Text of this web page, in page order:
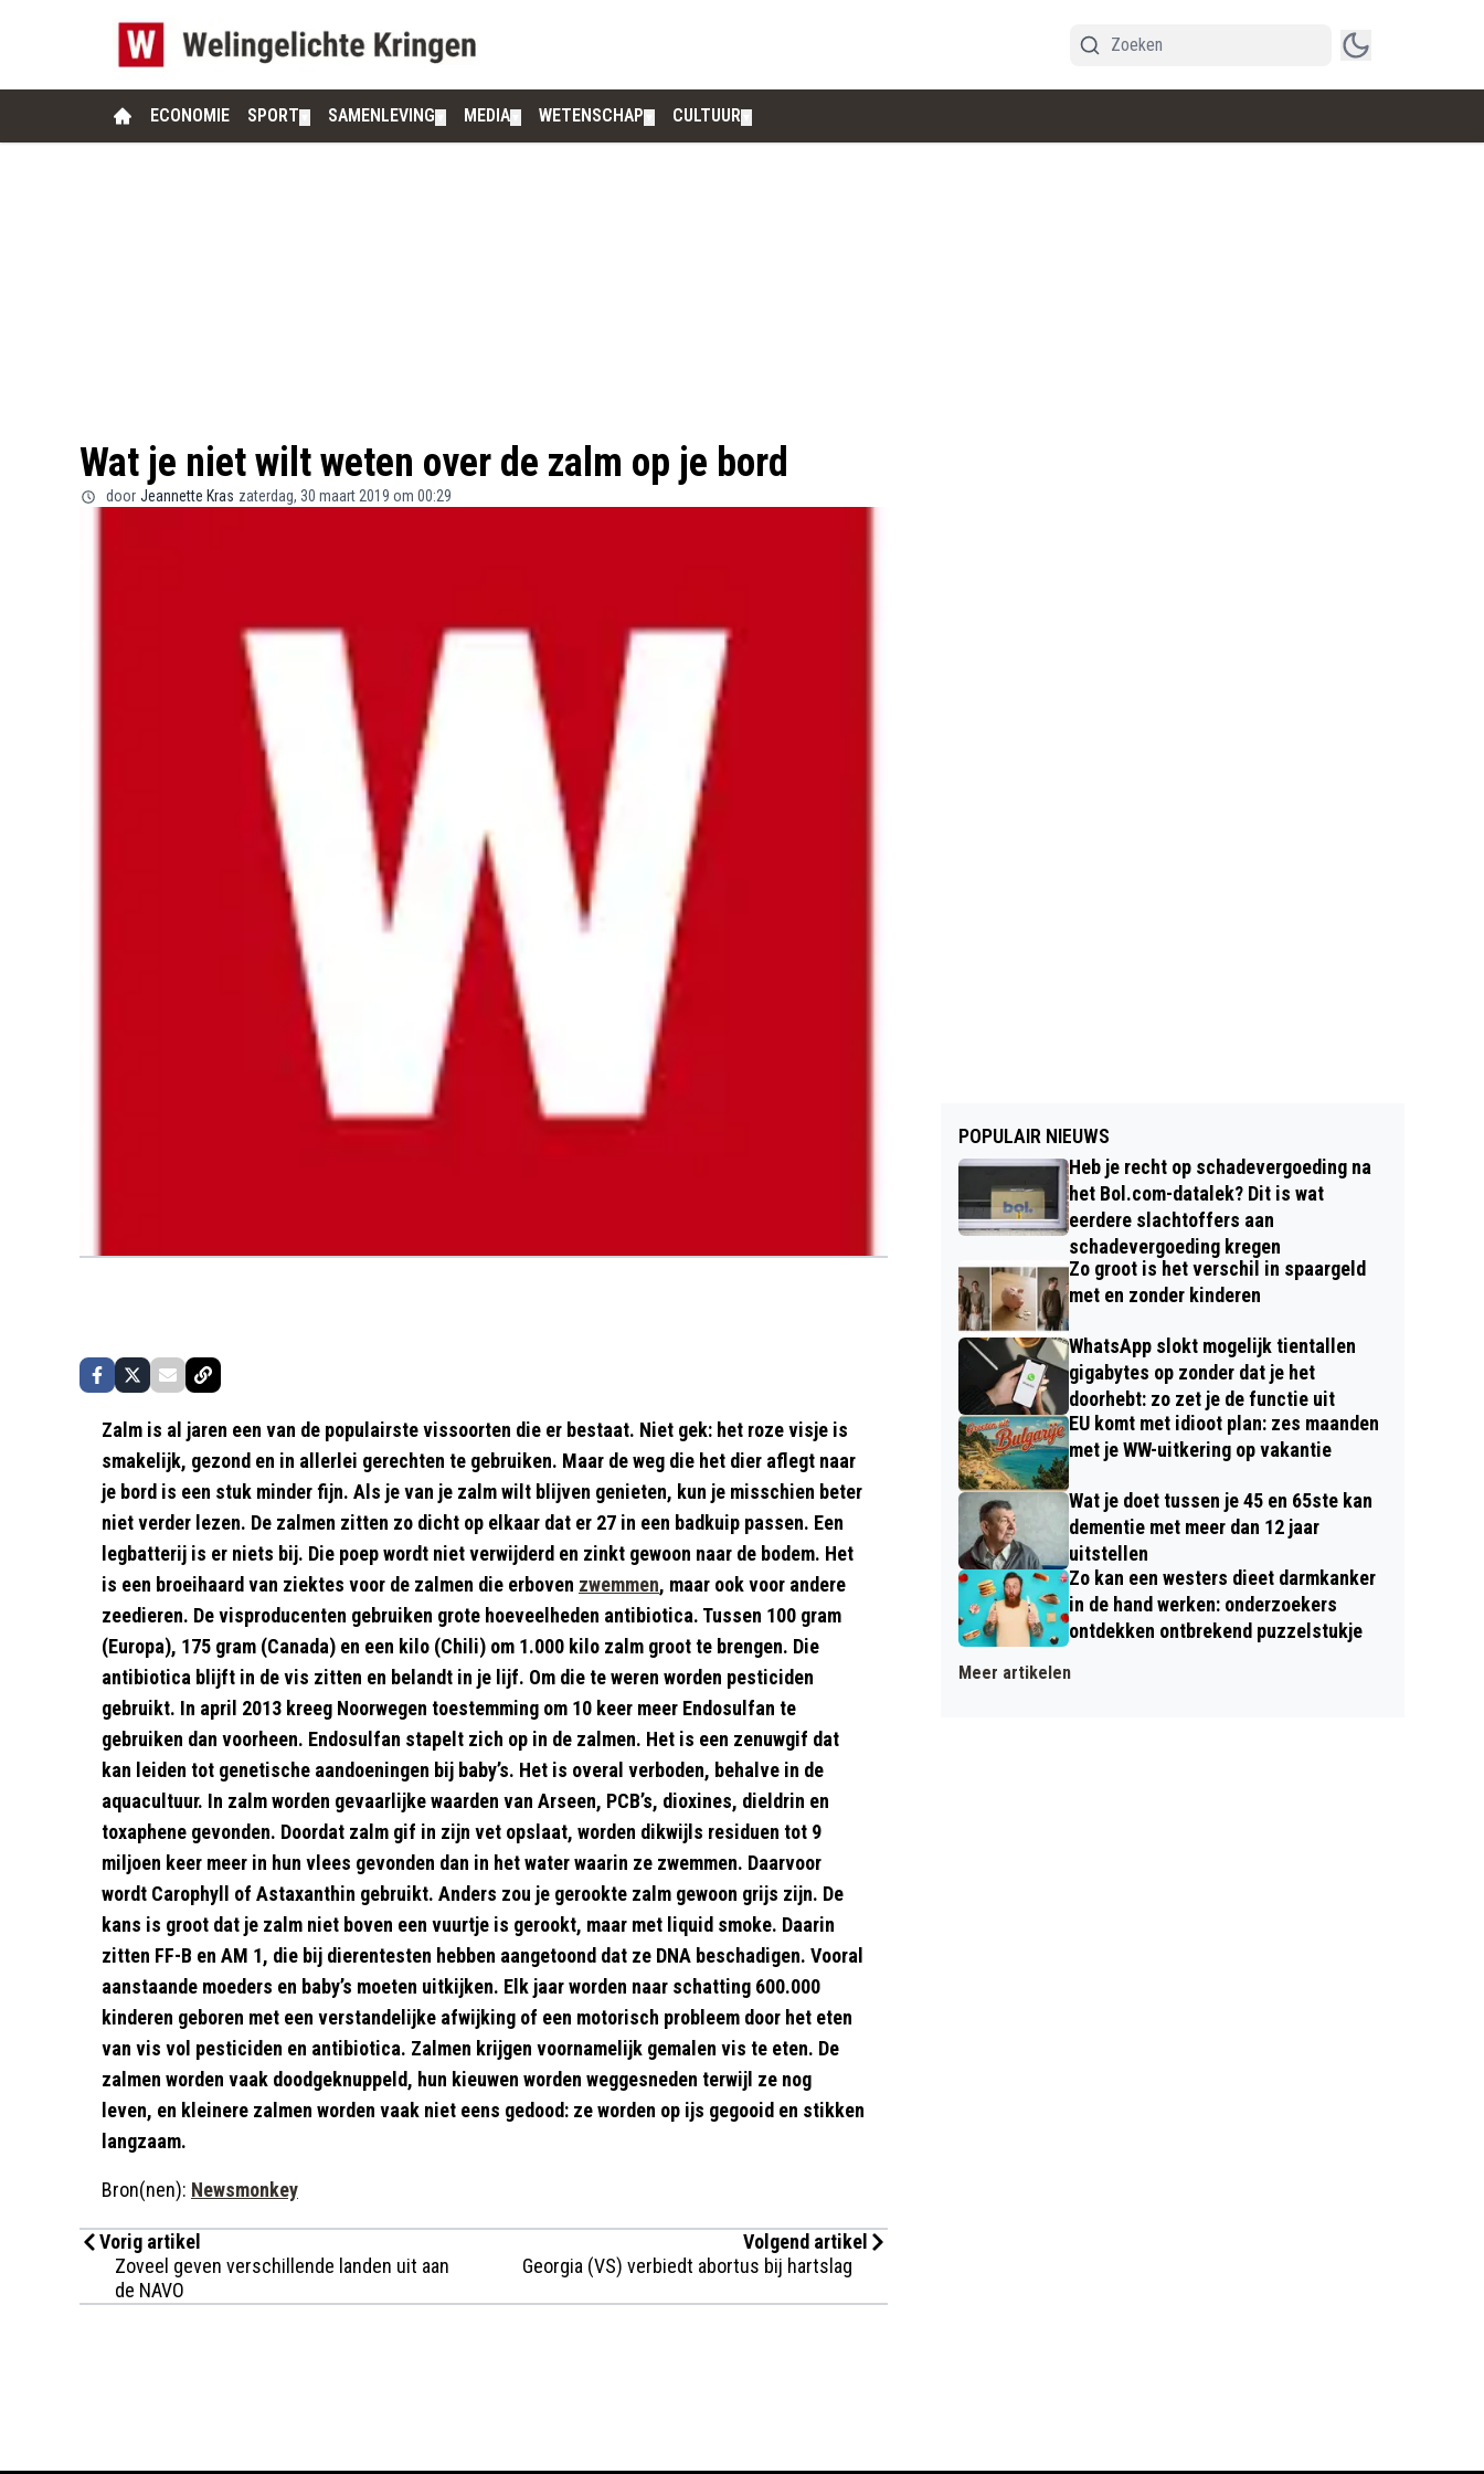
ECONOMIE SPORT SAMENLEVING MEDIA WETENSCHAP CULTUUR
Wat je niet wilt weten over de zalm op je bord
door Jeannette Kras zaterdag, 30 maart 2019 om 00:29
Zalm is al jaren een van de populairste vissoorten die er bestaat. Niet gek: het roze visje is
smakelijk, gezond en in allerlei gerechten te gebruiken. Maar de weg die het dier aflegt naar
je bord is een stuk minder fijn. Als je van je zalm wilt blijven genieten, kun je misschien beter
niet verder lezen. De zalmen zitten zo dicht op elkaar dat er 27 in een badkuip passen. Een
legbatterij is er niets bij. Die poep wordt niet verwijderd en zinkt gewoon naar de bodem. Het
is een broeihaard van ziektes voor de zalmen die erboven zwemmen, maar ook voor andere
zeedieren. De visproducenten gebruiken grote hoeveelheden antibiotica. Tussen 100 gram
(Europa), 175 gram (Canada) en een kilo (Chili) om 1.000 kilo zalm groot te brengen. Die
antibiotica blijft in de vis zitten en belandt in je lijf. Om die te weren worden pesticiden
gebruikt. In april 2013 kreeg Noorwegen toestemming om 10 keer meer Endosulfan te
gebruiken dan voorheen. Endosulfan stapelt zich op in de zalmen. Het is een zenuwgif dat
kan leiden tot genetische aandoeningen bij baby’s. Het is overal verboden, behalve in de
aquacultuur. In zalm worden gevaarlijke waarden van Arseen, PCB’s, dioxines, dieldrin en
toxaphene gevonden. Doordat zalm gif in zijn vet opslaat, worden dikwijls residuen tot 9
miljoen keer meer in hun vlees gevonden dan in het water waarin ze zwemmen. Daarvoor
wordt Carophyll of Astaxanthin gebruikt. Anders zou je gerookte zalm gewoon grijs zijn. De
kans is groot dat je zalm niet boven een vuurtje is gerookt, maar met liquid smoke. Daarin
zitten FF-B en AM 1, die bij dierentesten hebben aangetoond dat ze DNA beschadigen. Vooral
aanstaande moeders en baby’s moeten uitkijken. Elk jaar worden naar schatting 600.000
kinderen geboren met een verstandelijke afwijking of een motorisch probleem door het eten
van vis vol pesticiden en antibiotica. Zalmen krijgen voornamelijk gemalen vis te eten. De
zalmen worden vaak doodgeknuppeld, hun kieuwen worden weggesneden terwijl ze nog
leven, en kleinere zalmen worden vaak niet eens gedood: ze worden op ijs gegooid en stikken
langzaam.
Bron(nen): Newsmonkey
Vorig artikel
Zoveel geven verschillende landen uit aan
de NAVO
Volgend artikel
Georgia (VS) verbiedt abortus bij hartslag
POPULAIR NIEUWS
Heb je recht op schadevergoeding na
het Bol.com-datalek? Dit is wat
eerdere slachtoffers aan
schadevergoeding kregen
Zo groot is het verschil in spaargeld
met en zonder kinderen
WhatsApp slokt mogelijk tientallen
gigabytes op zonder dat je het
doorhebt: zo zet je de functie uit
EU komt met idioot plan: zes maanden
met je WW-uitkering op vakantie
Wat je doet tussen je 45 en 65ste kan
dementie met meer dan 12 jaar
uitstellen
Zo kan een westers dieet darmkanker
in de hand werken: onderzoekers
ontdekken ontbrekend puzzelstukje
Meer artikelen